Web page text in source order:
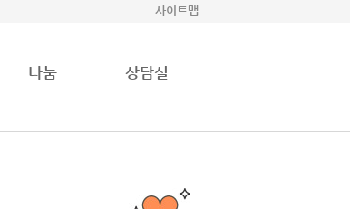
사이트맵
나눔 상담실